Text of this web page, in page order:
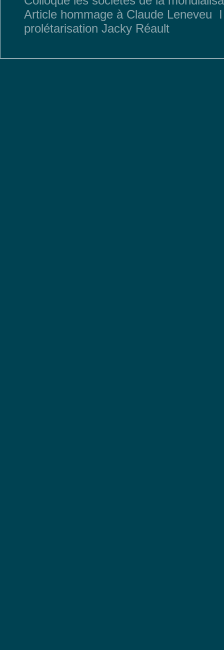
Article hommage à Claude Leneveu
prolétarisation Jacky Réault